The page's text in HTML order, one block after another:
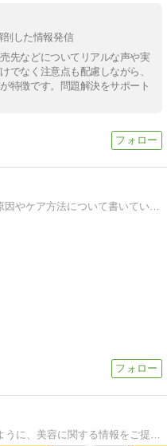
剖した情報発信
先などについてリアルな声や実
でなく注意点も配慮しながら、
特徴です。問題解決をサポート
鼻の横の気になるほうれい線の原因やケア方法について書いていきます。
貴方がもっときれいになれますように、美容に関する情報をご提供いたします。